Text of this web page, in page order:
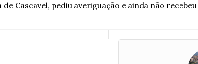
Cascavel, pediu averiguação e ainda não